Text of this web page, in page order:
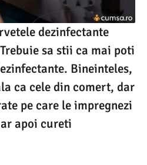
dezinfectante
sa stii ca mai poti
Bineinteles,
ca cele din comert, dar
pe care le impregnezi
apoi cureti